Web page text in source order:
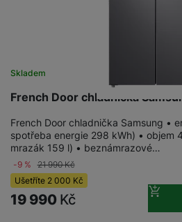
French Door chladnička
Skladem
French Door chladnička Samsung •
spotřeba energie 298 kWh) • objem
mrazák 159 l) • beznámrazové…
-9 % 21 990Kč
Ušetříte 2 000 Kč
19 990 Kč